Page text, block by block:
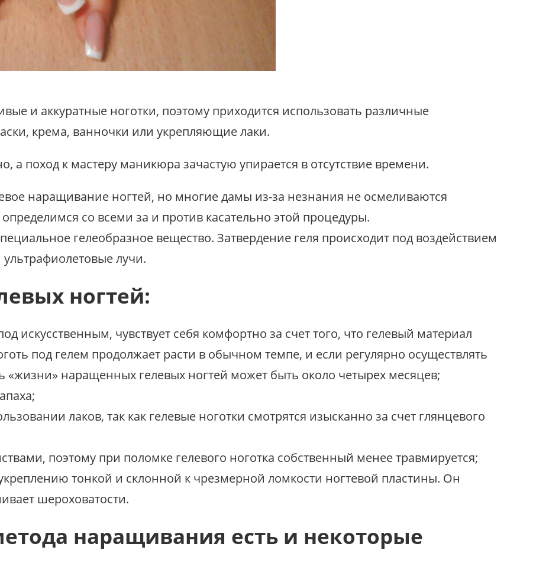
и аккуратные ноготки, поэтому приходится использовать различные
крема, ванночки или укрепляющие лаки.
а поход к мастеру маникюра зачастую упирается в отсутствие времени.
наращивание ногтей, но многие дамы из-за незнания не осмеливаются
со всеми за и против касательно этой процедуры.
гелеобразное вещество. Затвердение геля происходит под воздействием
лучи.
ногтей:
искусственным, чувствует себя комфортно за счет того, что гелевый материал
под гелем продолжает расти в обычном темпе, и если регулярно осуществлять
«жизни» наращенных гелевых ногтей может быть около четырех месяцев;
лаков, так как гелевые ноготки смотрятся изысканно за счет глянцевого
поэтому при поломке гелевого ноготка собственный менее травмируется;
тонкой и склонной к чрезмерной ломкости ногтевой пластины. Он
шероховатости.
наращивания есть и некоторые